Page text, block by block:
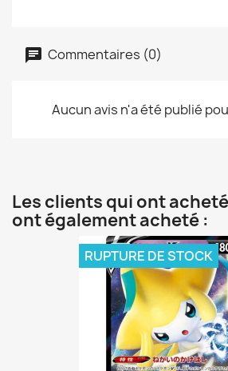
Commentaires (0)
Aucun avis n'a été publié
Les clients qui ont
ont également acheté :
RUPTURE DE STOCK